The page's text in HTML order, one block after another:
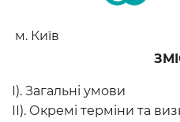
м. Київ
І). Загальні умови
ІІ). Окремі терміни та